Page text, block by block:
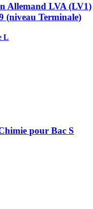
Allemand LVA (LV1)
(niveau Terminale)
L
pour Bac S